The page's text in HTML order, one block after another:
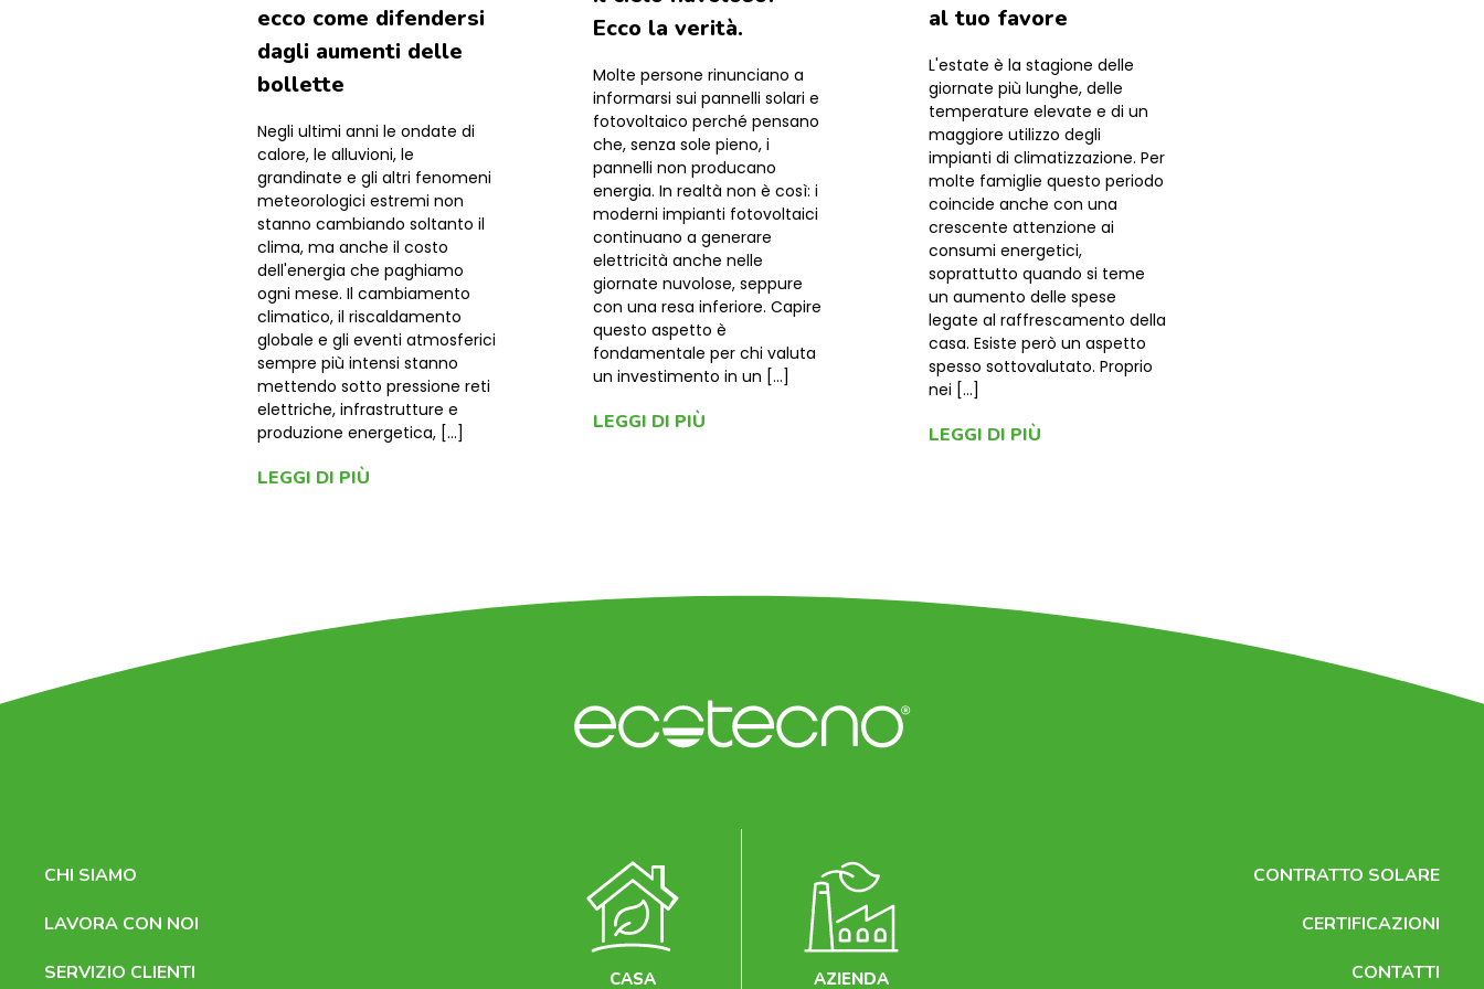
ecco come difendersi
dagli aumenti delle
bollette
Negli ultimi anni le ondate di
calore, le alluvioni, le
grandinate e gli altri fenomeni
meteorologici estremi non
stanno cambiando soltanto il
clima, ma anche il costo
dell'energia che paghiamo
ogni mese. Il cambiamento
climatico, il riscaldamento
globale e gli eventi atmosferici
sempre più intensi stanno
mettendo sotto pressione reti
elettriche, infrastrutture e
produzione energetica, […]
LEGGI DI PIÙ
Ecco la verità.
Molte persone rinunciano a
informarsi sui pannelli solari e
fotovoltaico perché pensano
che, senza sole pieno, i
pannelli non producano
energia. In realtà non è così: i
moderni impianti fotovoltaici
continuano a generare
elettricità anche nelle
giornate nuvolose, seppure
con una resa inferiore. Capire
questo aspetto è
fondamentale per chi valuta
un investimento in un […]
LEGGI DI PIÙ
al tuo favore
L'estate è la stagione delle
giornate più lunghe, delle
temperature elevate e di un
maggiore utilizzo degli
impianti di climatizzazione. Per
molte famiglie questo periodo
coincide anche con una
crescente attenzione ai
consumi energetici,
soprattutto quando si teme
un aumento delle spese
legate al raffrescamento della
casa. Esiste però un aspetto
spesso sottovalutato. Proprio
nei […]
LEGGI DI PIÙ
CHI SIAMO
LAVORA CON NOI
SERVIZIO CLIENTI
CASA AZIENDA
CONTRATTO SOLARE
CERTIFICAZIONI
CONTATTI